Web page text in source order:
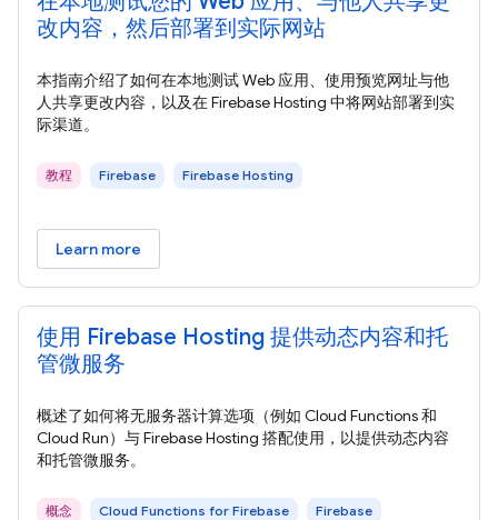
改内容，然后部署到实际网站
本指南介绍了如何在本地测试 Web 应用、使用预览网址与他
人共享更改内容，以及在 Firebase Hosting 中将网站部署到实
际渠道。
教程 Firebase Firebase Hosting
Learn more
使用 Firebase Hosting 提供动态内容和托
管微服务
概述了如何将无服务器计算选项（例如 Cloud Functions 和
Cloud Run）与 Firebase Hosting 搭配使用，以提供动态内容
和托管微服务。
概念 Cloud Functions for Firebase Firebase